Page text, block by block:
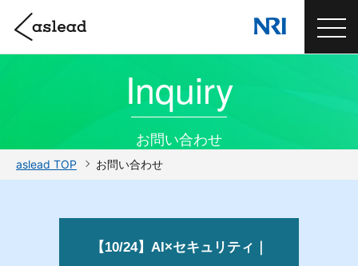
Inquiry
お問い合わせ
aslead TOP お問い合わせ
【10/24】AI×セキュリティ｜